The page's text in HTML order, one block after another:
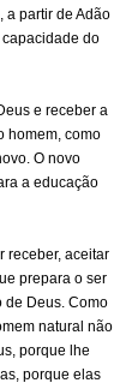
a partir de Adão
do
e receber a
homem, como
O novo
a educação
receber, aceitar
prepara o ser
de Deus. Como
natural não
porque lhe
porque elas